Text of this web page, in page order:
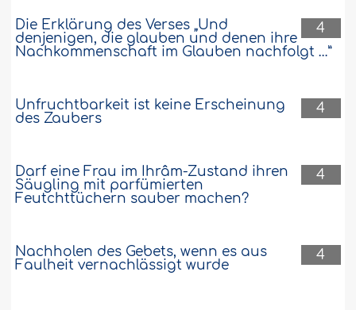
4
Die Erklärung des Verses „Und
denjenigen, die glauben und denen ihre
Nachkommenschaft im Glauben nachfolgt …”
4
Unfruchtbarkeit ist keine Erscheinung
des Zaubers
4
Darf eine Frau im Ihrâm-Zustand ihren
Säugling mit parfümierten
Feutchttüchern sauber machen?
4
Nachholen des Gebets, wenn es aus
Faulheit vernachlässigt wurde